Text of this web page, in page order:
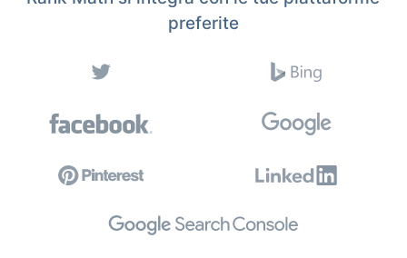
preferite